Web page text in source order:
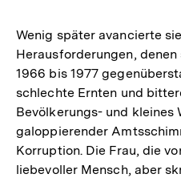
Wenig später avancierte
Herausforderungen,
1966 bis 1977
schlechte Ernten und
Bevölkerungs- und
galoppierender
Korruption. Die Frau, die
liebevoller Mensch, aber